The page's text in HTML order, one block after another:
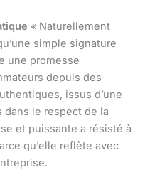
« Naturellement
simple signature
une promesse
depuis des
issus d’une
le respect de la
et puissante a résisté à
qu’elle reflète avec